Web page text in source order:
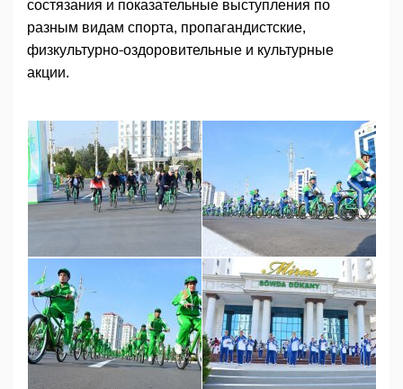
состязания и показательные выступления по
разным видам спорта, пропагандистские,
физкультурно-оздоровительные и культурные
акции.